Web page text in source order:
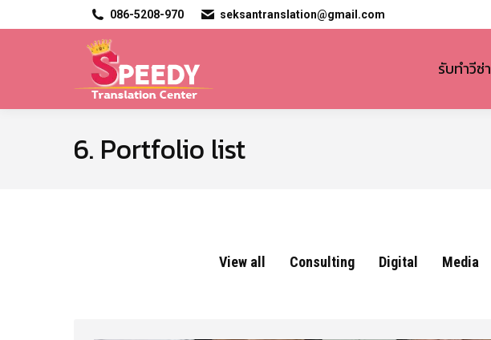
086-5208-970 seksantranslation@gmail.com
รับทำวีซ่า
6. Portfolio list
View all Consulting Digital Media